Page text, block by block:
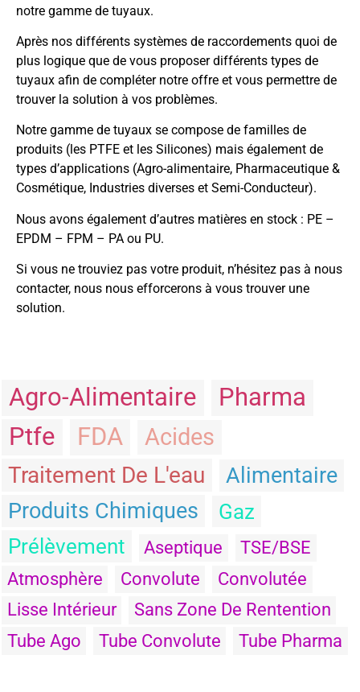
Agro-Alimentaire
Pharma
Ptfe
FDA Acides
Traitement De L'eau
Alimentaire
Produits Chimiques
Gaz
Prélèvement
Aseptique
TSE/BSE
Atmosphère
Convolute
Convolutée
Lisse Intérieur
Sans Zone De Rentention
Tube Ago
Tube Convolute Tube Pharma
notre gamme de tuyaux.
Après nos différents systèmes de raccordements quoi de
plus logique que de vous proposer différents types de
tuyaux afin de compléter notre offre et vous permettre de
trouver la solution à vos problèmes.
Notre gamme de tuyaux se compose de familles de
produits (les PTFE et les Silicones) mais également de
types d’applications (Agro-alimentaire, Pharmaceutique &
Cosmétique, Industries diverses et Semi-Conducteur).
Nous avons également d’autres matières en stock : PE –
EPDM – FPM – PA ou PU.
Si vous ne trouviez pas votre produit, n’hésitez pas à nous
contacter, nous nous efforcerons à vous trouver une
solution.